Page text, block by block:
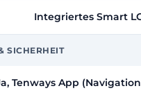
Integriertes Smart
SICHERHEIT
Tenways App